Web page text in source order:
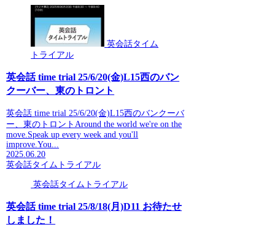
英会話タイム
トライアル
英会話 time trial 25/6/20(金)L15西のバン
クーバー、東のトロント
英会話 time trial 25/6/20(金)L15西のバンクーバ
ー、東のトロントAround the world we're on the
move.Speak up every week and you'll
improve.You...
2025.06.20
英会話タイムトライアル
英会話タイムトライアル
英会話 time trial 25/8/18(月)D11 お待たせ
しました！